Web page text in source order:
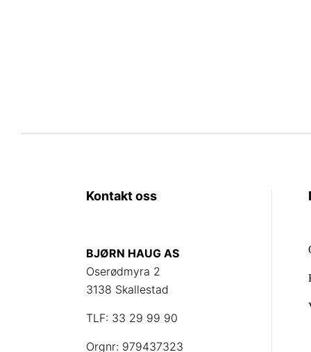
Kontakt oss
BJØRN HAUG AS
Oserødmyra 2
3138 Skallestad
TLF: 33 29 99 90
Orgnr: 979437323